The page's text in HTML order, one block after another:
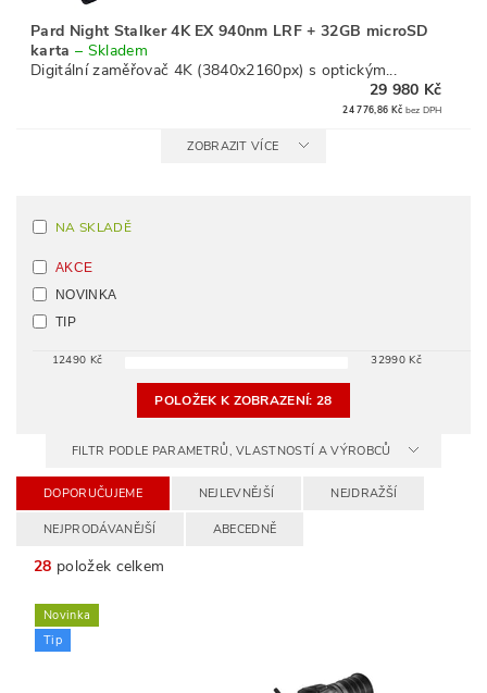
Pard Night Stalker 4K EX 940nm LRF + 32GB microSD
karta– Skladem
Digitální zaměřovač 4K (3840x2160px) s optickým...
29 980 Kč
24 776,86 Kč bez DPH
ZOBRAZIT VÍCE
NA SKLADĚ
AKCE
NOVINKA
TIP
12490 Kč 32990Kč
POLOŽEK K ZOBRAZENÍ:28
FILTR PODLE PARAMETRŮ, VLASTNOSTÍ A VÝROBCŮ
DOPORUČUJEME NEJLEVNĚJŠÍ NEJDRAŽŠÍ
NEJPRODÁVANĚJŠÍ ABECEDNĚ
28 položek celkem
Novinka
Tip